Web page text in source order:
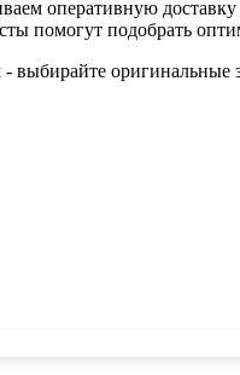
оперативную
помогут подобрать